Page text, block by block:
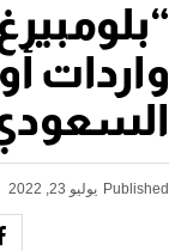
واردات
Published يوليو 23, 2022